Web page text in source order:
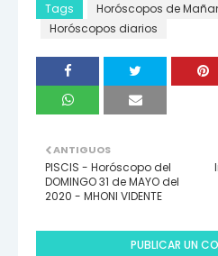
Tags
Horóscopos de
Horóscopos diarios
ANTIGUOS
PISCIS - Horóscopo del
DOMINGO 31 de MAYO del
2020 - MHONI VIDENTE
PUBLICAR UN